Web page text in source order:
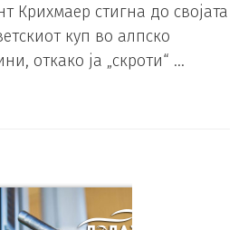
Крихмаер стигна до својата
куп во алпско
откако ја „скроти“ …